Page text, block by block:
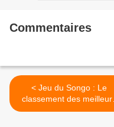
Commentaires
< Jeu du Songo : Le
classement des meilleurs
joueurs du Gabon 2024